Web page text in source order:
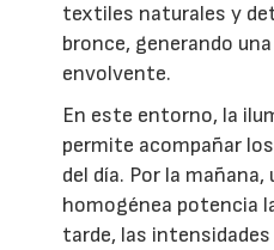
textiles naturales y
bronce, generando
envolvente.
En este entorno, la
permite acompañar
del día. Por la mañana,
homogénea potencia
tarde, las